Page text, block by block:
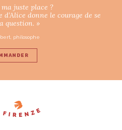
juste place ?
donne le courage de se
question. »
philosophe